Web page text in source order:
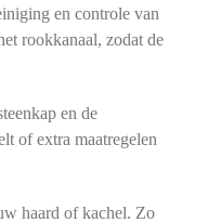
en controle van
rookkanaal, zodat de
en de
of extra maatregelen
haard of kachel. Zo